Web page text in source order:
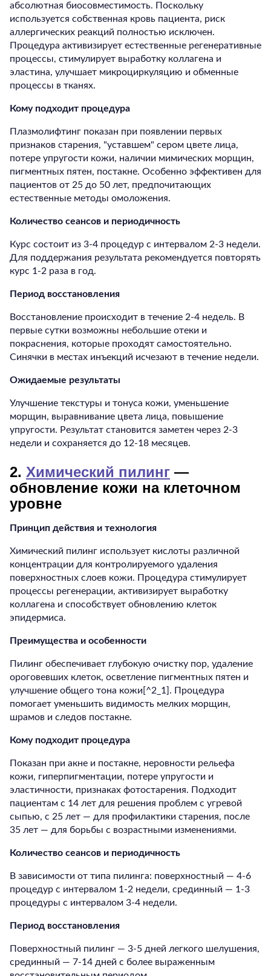
абсолютная биосовместимость. Поскольку
используется собственная кровь пациента, риск
аллергических реакций полностью исключен.
Процедура активизирует естественные регенеративные
процессы, стимулирует выработку коллагена и
эластина, улучшает микроциркуляцию и обменные
процессы в тканях.
Кому подходит процедура
Плазмолифтинг показан при появлении первых
признаков старения, "уставшем" сером цвете лица,
потере упругости кожи, наличии мимических морщин,
пигментных пятен, постакне. Особенно эффективен для
пациентов от 25 до 50 лет, предпочитающих
естественные методы омоложения.
Количество сеансов и периодичность
Курс состоит из 3-4 процедур с интервалом 2-3 недели.
Для поддержания результата рекомендуется повторять
курс 1-2 раза в год.
Период восстановления
Восстановление происходит в течение 2-4 недель. В
первые сутки возможны небольшие отеки и
покраснения, которые проходят самостоятельно.
Синячки в местах инъекций исчезают в течение недели.
Ожидаемые результаты
Улучшение текстуры и тонуса кожи, уменьшение
морщин, выравнивание цвета лица, повышение
упругости. Результат становится заметен через 2-3
недели и сохраняется до 12-18 месяцев.
2. Химический пилинг —
обновление кожи на клеточном
уровне
Принцип действия и технология
Химический пилинг использует кислоты различной
концентрации для контролируемого удаления
поверхностных слоев кожи. Процедура стимулирует
процессы регенерации, активизирует выработку
коллагена и способствует обновлению клеток
эпидермиса.
Преимущества и особенности
Пилинг обеспечивает глубокую очистку пор, удаление
ороговевших клеток, осветление пигментных пятен и
улучшение общего тона кожи[^2_1]. Процедура
помогает уменьшить видимость мелких морщин,
шрамов и следов постакне.
Кому подходит процедура
Показан при акне и постакне, неровности рельефа
кожи, гиперпигментации, потере упругости и
эластичности, признаках фотостарения. Подходит
пациентам с 14 лет для решения проблем с угревой
сыпью, с 25 лет — для профилактики старения, после
35 лет — для борьбы с возрастными изменениями.
Количество сеансов и периодичность
В зависимости от типа пилинга: поверхностный — 4-6
процедур с интервалом 1-2 недели, срединный — 1-3
процедуры с интервалом 3-4 недели.
Период восстановления
Поверхностный пилинг — 3-5 дней легкого шелушения,
срединный — 7-14 дней с более выраженным